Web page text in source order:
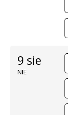
9 sie
NIE